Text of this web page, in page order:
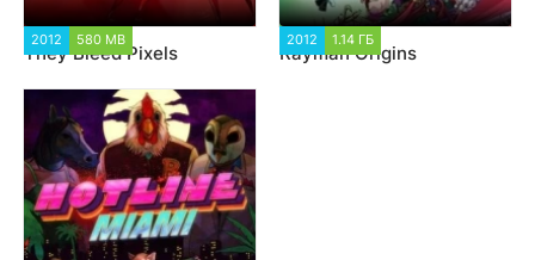
2012 580 MB
They Bleed Pixels
2012 1.14 ГБ
Rayman Origins